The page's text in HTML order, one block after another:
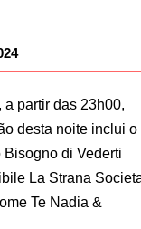
partir das 23h00,
desta noite inclui o
di Vederti
La Strana
Te Nadia &